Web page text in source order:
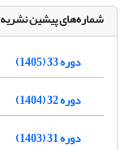
شماره‌های پیشین نشریه
دوره 33 (1405)
دوره 32 (1404)
دوره 31 (1403)